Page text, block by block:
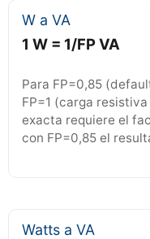
W a VA
1 W = 1/FP VA
Para FP=0,85
FP=1 (carga resistiva
exacta requiere el
con FP=0,85 el
Watts a VA